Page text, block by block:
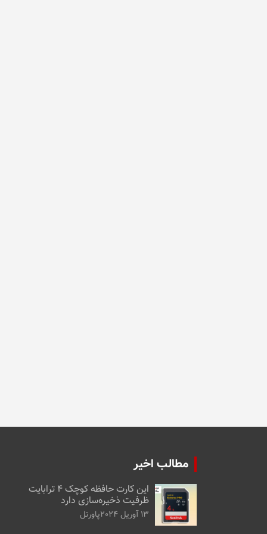
مطالب اخیر
این کارت حافظه کوچک ۴ ترابایت
ظرفیت ذخیره‌سازی دارد
13 آوریل 2024 پاورتل